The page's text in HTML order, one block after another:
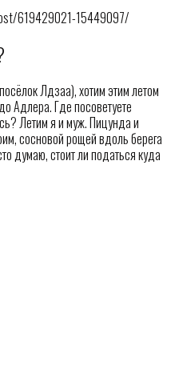
619429021-15449097/
Лдзаа), хотим этим летом
Адлера. Где посоветуете
Летим я и муж. Пицунда и
сосновой рощей вдоль берега
думаю, стоит ли податься куда